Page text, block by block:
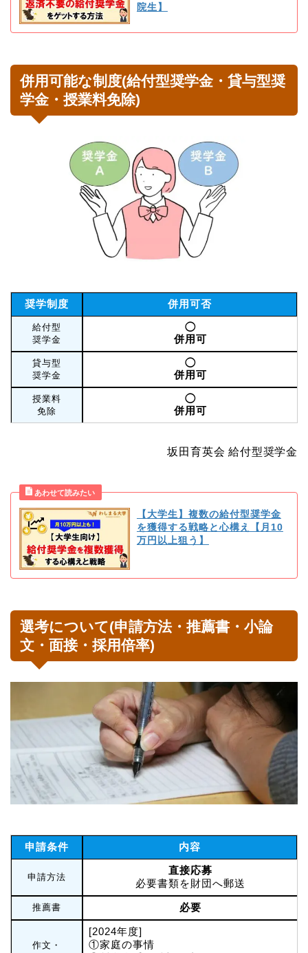
院生】
併用可能な制度(給付型奨学金・貸与型奨
学金・授業料免除)
奨学制度 併用可否
給付型
奨学金
◯
併用可
貸与型
奨学金
◯
併用可
授業料
免除
◯
併用可
坂田育英会 給付型奨学金
【大学生】複数の給付型奨学金
を獲得する戦略と心構え【月10
万円以上狙う】
選考について(申請方法・推薦書・小論
文・面接・採用倍率)
申請条件 内容
申請方法
直接応募
必要書類を財団へ郵送
推薦書 必要
作文・
[2024年度]
①家庭の事情